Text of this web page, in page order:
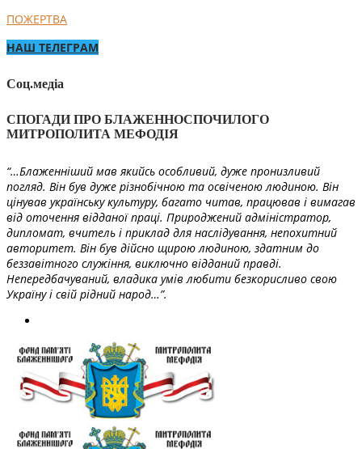
ПОЖЕРТВА
НАШ ТЕЛЕГРАМ
Соц.медіа
СПОГАДИ ПРО БЛАЖЕННОСПОЧИЛОГО
МИТРОПОЛИТА МЕФОДІЯ
“…Блаженніший мав якийсь особливий, дуже пронизливий
погляд. Він був дуже різнобічною та освіченою людиною. Він
цінував українську культуру, багато читав, працював і вимагав
від оточення відданої праці. Природжений адміністратор,
дипломат, вчитель і приклад для наслідування, непохитний
авторитет. Він був дійсно щирою людиною, здатним до
беззавітного служіння, виключно відданий правді.
Непередбачуваний, владика умів любити безкорисливо свою
Україну і свій рідний народ…”.